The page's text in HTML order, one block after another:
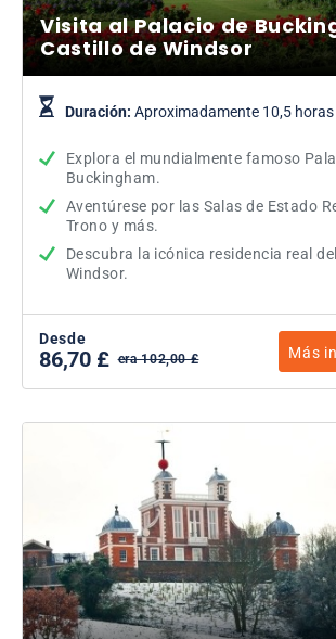
Visita al Palacio de
Castillo de Windsor
Duración: Aproximadamente 10,5 horas
Explora el mundialmente famoso
Buckingham.
Aventúrese por las Salas de Estado
Trono y más.
Descubra la icónica residencia real
Windsor.
Desde
86,70 £ era 102,00 £ Más